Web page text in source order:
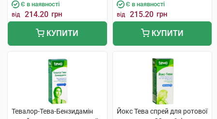
Є в наявності
від 214.20 грн
КУПИТИ
Є в наявності
від 215.20 грн
КУПИТИ
Тевалор-Тева-Бензидамін
Йокс Тева спрей для ротової